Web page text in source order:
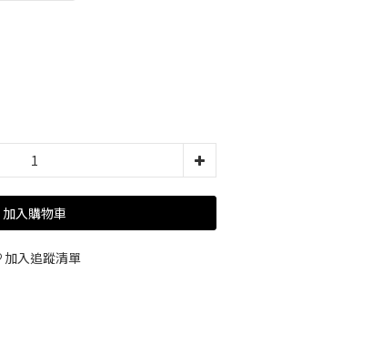
加入購物車
加入追蹤清單